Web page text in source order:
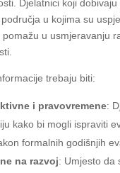
Djelatnici koji
u kojima su
pomažu u usmjeravanju
trebaju biti:
i pravovremene:
kako bi mogli ispraviti
formalnih godišnjih
na razvoj: Umjesto da